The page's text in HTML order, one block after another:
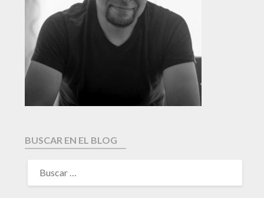
BUSCAR EN EL BLOG